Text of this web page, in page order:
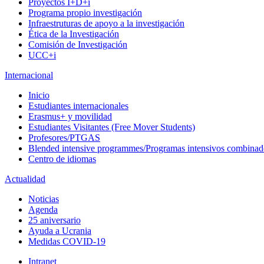
Proyectos I+D+i
Programa propio investigación
Infraestruturas de apoyo a la investigación
Ética de la Investigación
Comisión de Investigación
UCC+i
Internacional
Inicio
Estudiantes internacionales
Erasmus+ y movilidad
Estudiantes Visitantes (Free Mover Students)
Profesores/PTGAS
Blended intensive programmes/Programas intensivos
Centro de idiomas
Actualidad
Noticias
Agenda
25 aniversario
Ayuda a Ucrania
Medidas COVID-19
Intranet